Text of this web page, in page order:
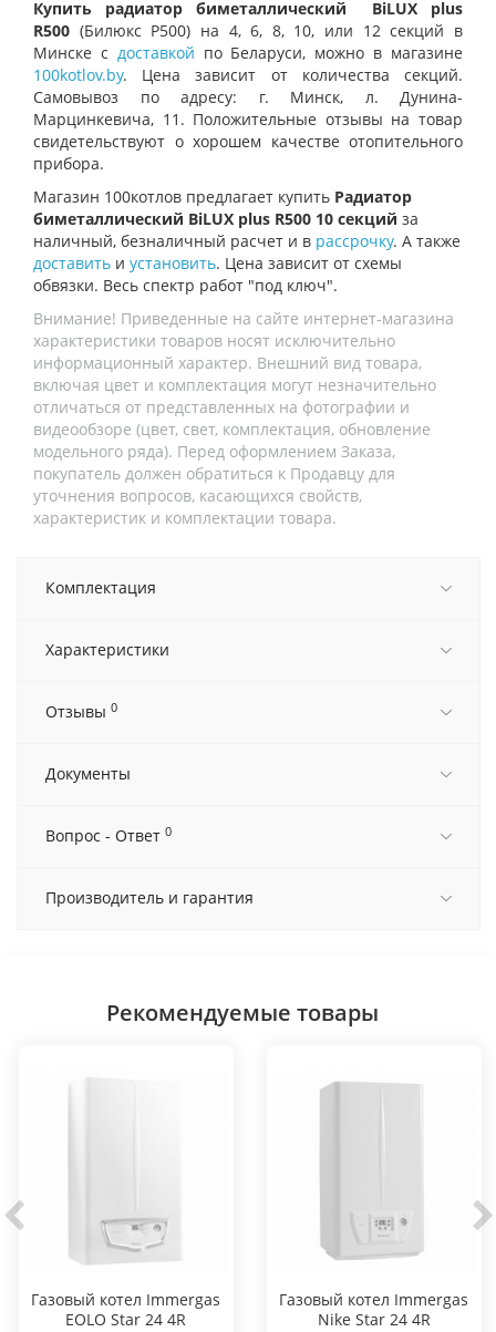
Купить радиатор биметаллический
BiLUX plus
R500 (Билюкс Р500) на 4, 6, 8, 10, или 12 секций в
Минске с доставкой по Беларуси, можно в магазине
100kotlov.by. Цена зависит от количества секций.
Самовывоз по адресу: г. Минск, л. Дунина-
Марцинкевича, 11. Положительные отзывы на товар
свидетельствуют о хорошем качестве отопительного
прибора.
Магазин 100котлов предлагает купить Радиатор
биметаллический BiLUX plus R500 10 секций за
наличный, безналичный расчет и в рассрочку. А также
доставить и установить. Цена зависит от схемы
обвязки. Весь спектр работ "под ключ".
Внимание! Приведенные на сайте интернет-магазина
характеристики товаров носят исключительно
информационный характер. Внешний вид товара,
включая цвет и комплектация могут незначительно
отличаться от представленных на фотографии и
видеообзоре (цвет, свет, комплектация, обновление
модельного ряда). Перед оформлением Заказа,
покупатель должен обратиться к Продавцу для
уточнения вопросов, касающихся свойств,
характеристик и комплектации товара.
Комплектация
Характеристики
Отзывы 0
Документы
Вопрос - Ответ 0
Производитель и гарантия
Рекомендуемые товары
Газовый котел Immergas
EOLO Star 24 4R
Газовый котел Immergas
Nike Star 24 4R